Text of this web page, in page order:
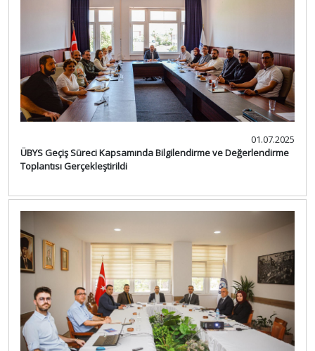
01.07.2025
ÜBYS Geçiş Süreci Kapsamında Bilgilendirme ve Değerlendirme
Toplantısı Gerçekleştirildi